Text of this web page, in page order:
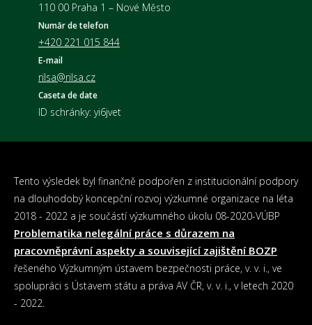
110 00 Praha 1 – Nové Město
Număr de telefon
+420 221 015 844
E-mail
rilsa@rilsa.cz
Caseta de date
ID schránky: yi6jvet
Tento výsledek byl finančně podpořen z institucionální podpory
na dlouhodobý koncepční rozvoj výzkumné organizace na léta
2018 - 2022 a je součástí výzkumného úkolu 08-2020-VÚBP
Problematika nelegální práce s důrazem na
pracovněprávní aspekty a související zajištění BOZP
řešeného Výzkumným ústavem bezpečnosti práce, v. v. i., ve
spolupráci s Ústavem státu a práva AV ČR, v. v. i., v letech 2020
- 2022.